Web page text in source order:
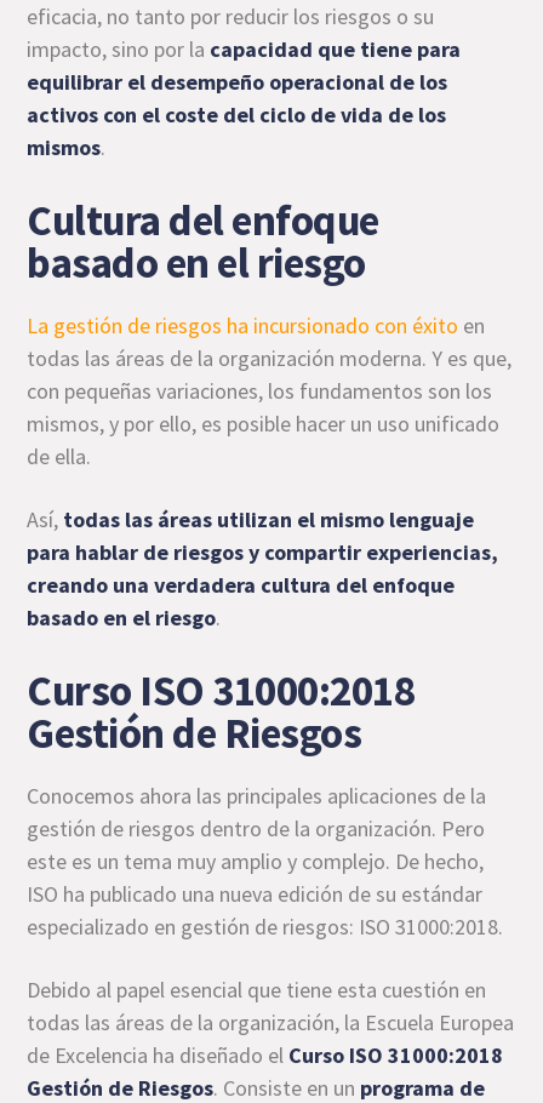
eficacia, no tanto por reducir los riesgos o su
impacto, sino por la capacidad que tiene para
equilibrar el desempeño operacional de los
activos con el coste del ciclo de vida de los
mismos.
Cultura del enfoque
basado en el riesgo
La gestión de riesgos ha incursionado con éxito en
todas las áreas de la organización moderna. Y es que,
con pequeñas variaciones, los fundamentos son los
mismos, y por ello, es posible hacer un uso unificado
de ella.
Así, todas las áreas utilizan el mismo lenguaje
para hablar de riesgos y compartir experiencias,
creando una verdadera cultura del enfoque
basado en el riesgo.
Curso ISO 31000:2018
Gestión de Riesgos
Conocemos ahora las principales aplicaciones de la
gestión de riesgos dentro de la organización. Pero
este es un tema muy amplio y complejo. De hecho,
ISO ha publicado una nueva edición de su estándar
especializado en gestión de riesgos: ISO 31000:2018.
Debido al papel esencial que tiene esta cuestión en
todas las áreas de la organización, la Escuela Europea
de Excelencia ha diseñado el Curso ISO 31000:2018
Gestión de Riesgos. Consiste en un programa de